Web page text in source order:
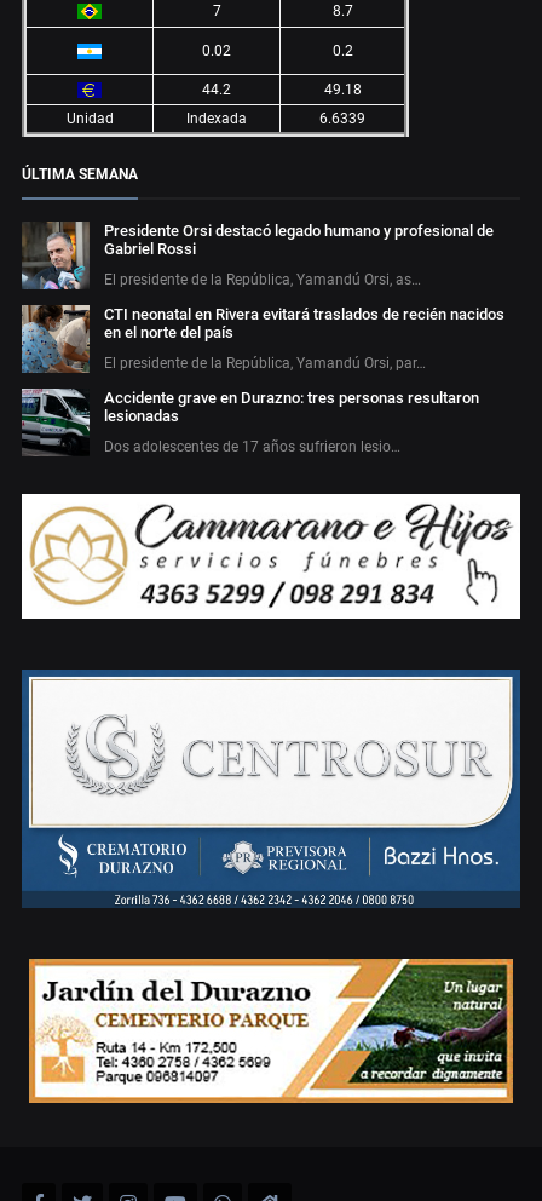
7 8.7
0.02 0.2
44.2
49.18
Unidad
Indexada 6.6339
ÚLTIMA SEMANA
Presidente Orsi destacó legado humano y profesional de
Gabriel Rossi
El presidente de la República, Yamandú Orsi, as…
CTI neonatal en Rivera evitará traslados de recién nacidos
en el norte del país
El presidente de la República, Yamandú Orsi, par…
Accidente grave en Durazno: tres personas resultaron
lesionadas
Dos adolescentes de 17 años sufrieron lesio…